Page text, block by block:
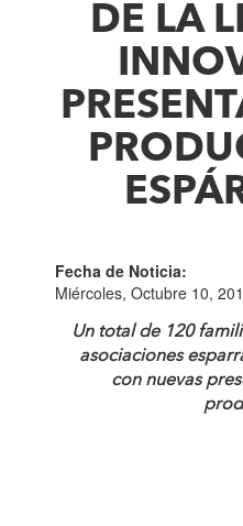
DE LA
Fecha de Noticia:
Miércoles, Octubre 10,
Un total de 120
asociaciones
con nuevas